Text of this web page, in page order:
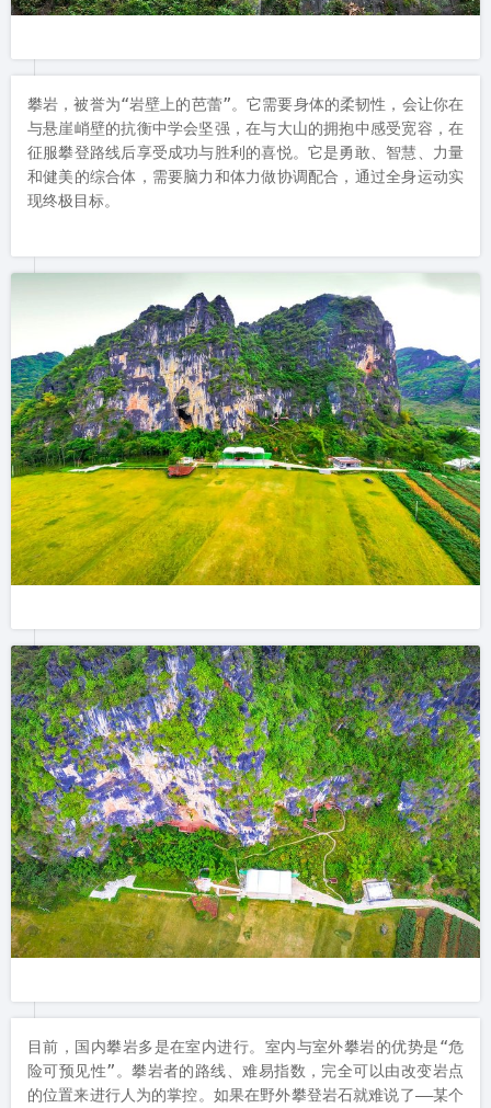
攀岩，被誉为“岩壁上的芭蕾”。它需要身体的柔韧性，会让你在
与悬崖峭壁的抗衡中学会坚强，在与大山的拥抱中感受宽容，在
征服攀登路线后享受成功与胜利的喜悦。它是勇敢、智慧、力量
和健美的综合体，需要脑力和体力做协调配合，通过全身运动实
现终极目标。
目前，国内攀岩多是在室内进行。室内与室外攀岩的优势是“危
险可预见性”。攀岩者的路线、难易指数，完全可以由改变岩点
的位置来进行人为的掌控。如果在野外攀登岩石就难说了——某个